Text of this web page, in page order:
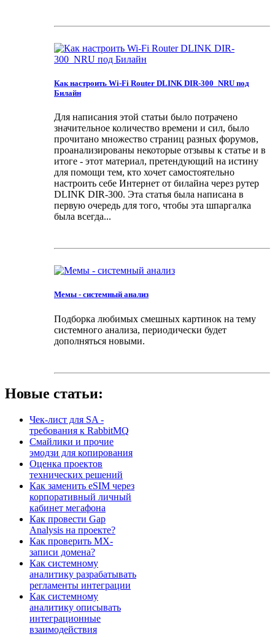
Как настроить Wi-Fi Router DLINK DIR-300_NRU под
Билайн
Для написания этой статьи было потрачено
значительное количество времени и сил, было
прочитано множество страниц разных форумов,
проанализированы некоторые отзывы к статье и в
итоге - этот материал, претендующий на истину
для помощи тем, кто хочет самостоятельно
настроить себе Интернет от билайна через рутер
DLINK DIR-300. Эта статья была написана в
первую очередь для того, чтобы эта шпаргалка
была всегда...
Мемы - системный анализ
Подборка любимых смешных картинок на тему
системного анализа, периодически будет
дополняться новыми.
Новые статьи:
Чек-лист для SA -
требования к RabbitMQ
Смайлики и прочие
эмодзи для копирования
Оценка проектов
технических решений
Как заменить eSIM через
корпоративный личный
кабинет мегафона
Как провести Gap
Analysis на проекте?
Как проверить MX-
записи домена?
Как системному
аналитику разрабатывать
регламенты интеграции
Как системному
аналитику описывать
интеграционные
взаимодействия